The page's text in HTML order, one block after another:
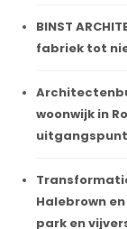
BINST
fabriek tot
woonwijk in
uitgangspunt
Halebrown
park en